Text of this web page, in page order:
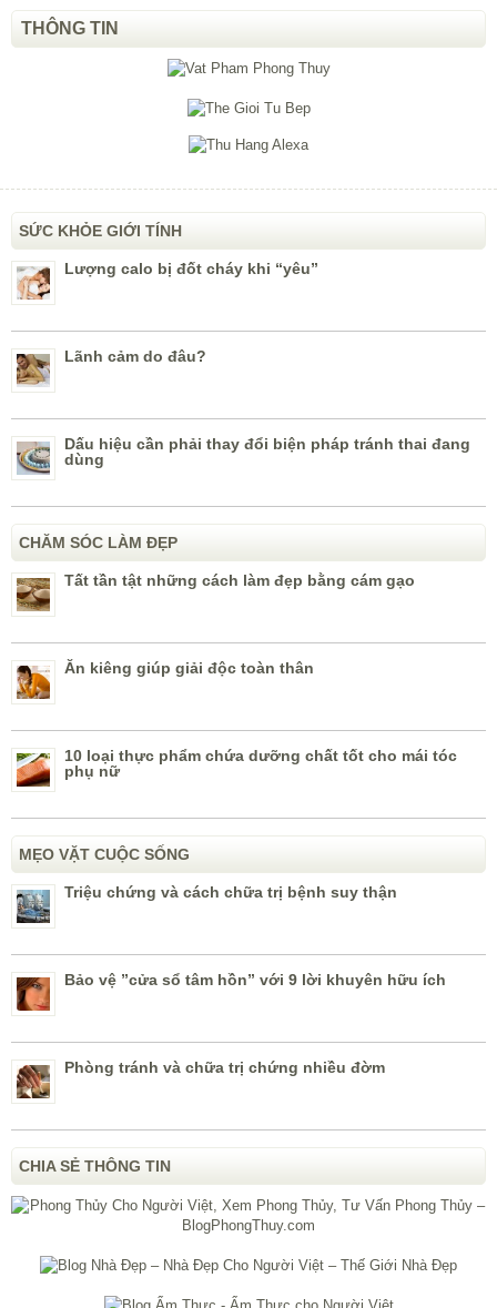
THÔNG TIN
SỨC KHỎE GIỚI TÍNH
Lượng calo bị đốt cháy khi “yêu”
Lãnh cảm do đâu?
Dấu hiệu cần phải thay đổi biện pháp tránh thai đang
dùng
CHĂM SÓC LÀM ĐẸP
Tất tần tật những cách làm đẹp bằng cám gạo
Ăn kiêng giúp giải độc toàn thân
10 loại thực phẩm chứa dưỡng chất tốt cho mái tóc
phụ nữ
MẸO VẶT CUỘC SỐNG
Triệu chứng và cách chữa trị bệnh suy thận
Bảo vệ ”cửa sổ tâm hồn” với 9 lời khuyên hữu ích
Phòng tránh và chữa trị chứng nhiều đờm
CHIA SẺ THÔNG TIN